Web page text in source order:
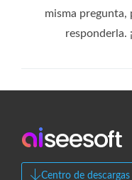
misma pregunta,
responderla.
Centro de descargas